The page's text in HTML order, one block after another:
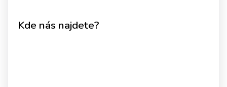
Kde nás najdete?